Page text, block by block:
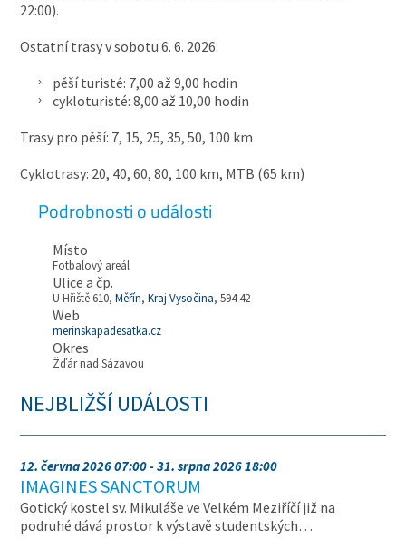
22:00).
Ostatní trasy v sobotu 6. 6. 2026:
pěší turisté: 7,00 až 9,00 hodin
cykloturisté: 8,00 až 10,00 hodin
Trasy pro pěší: 7, 15, 25, 35, 50, 100 km
Cyklotrasy: 20, 40, 60, 80, 100 km, MTB (65 km)
Podrobnosti o události
Místo
Fotbalový areál
Ulice a čp.
U Hřiště 610,Měřín,Kraj Vysočina, 594 42
Web
merinskapadesatka.cz
Okres
Žďár nad Sázavou
NEJBLIŽŠÍ UDÁLOSTI
12. června 2026 07:00 - 31. srpna 2026 18:00
IMAGINES SANCTORUM
Gotický kostel sv. Mikuláše ve Velkém Meziříčí již na
podruhé dává prostor k výstavě studentských…